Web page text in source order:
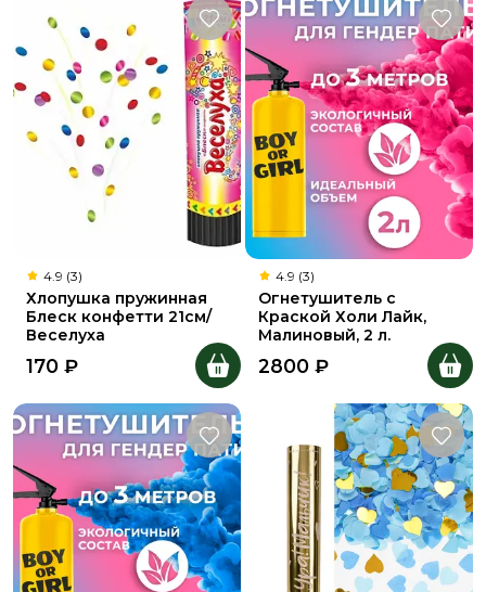
4.9 (3)
Хлопушка пружинная
Блеск конфетти 21см/
Веселуха
170 ₽
4.9 (3)
Огнетушитель с
Краской Холи Лайк,
Малиновый, 2 л.
2800 ₽